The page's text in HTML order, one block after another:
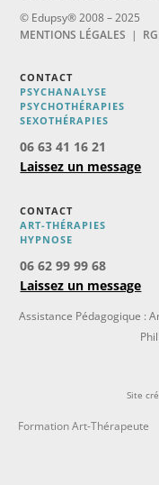
© Edupsy® 2008 – 2025
MENTIONS LÉGALES |
CONTACT
PSYCHANALYSE
PSYCHOTHÉRAPIES
SEXOTHÉRAPIES
06 63 41 16 21
Laissez un message
CONTACT
ART-THÉRAPIES
HYPNOSE
06 62 99 99 68
Laissez un message
Assistance Pédagogique :
Site
Formation Art-Thérapeute